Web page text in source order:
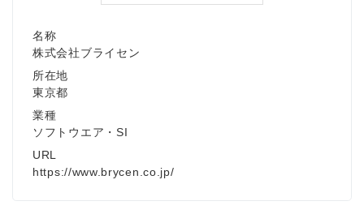
名称
株式会社ブライセン
所在地
東京都
業種
ソフトウエア・SI
URL
https://www.brycen.co.jp/